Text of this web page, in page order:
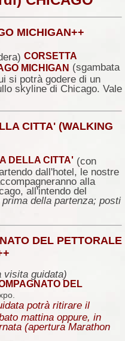
MICHIGAN++
CORSETTA
MICHIGAN (sgambata
si potrà godere di un
skyline di Chicago. Vale
CITTA' (WALKING
DELLA CITTA' (con
dall'hotel, le nostre
alla
all'intendo del
della partenza; posti
DEL PETTORALE
visita guidata)
DEL
potrà ritirare il
mattina oppure, in
(apertura Marathon